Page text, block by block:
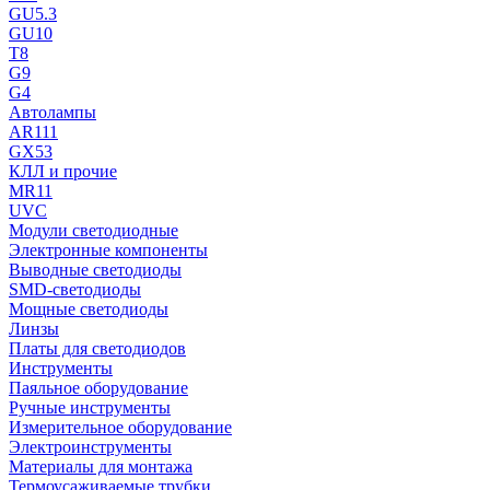
GU5.3
GU10
T8
G9
G4
Автолампы
AR111
GX53
КЛЛ и прочие
MR11
UVC
Модули светодиодные
Электронные компоненты
Выводные светодиоды
SMD-светодиоды
Мощные светодиоды
Линзы
Платы для светодиодов
Инструменты
Паяльное оборудование
Ручные инструменты
Измерительное оборудование
Электроинструменты
Материалы для монтажа
Термоусаживаемые трубки